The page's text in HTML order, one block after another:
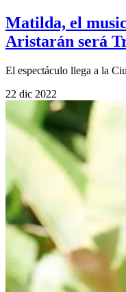
Matilda, el
Aristarán será
El espectáculo llega a la
22 dic 2022